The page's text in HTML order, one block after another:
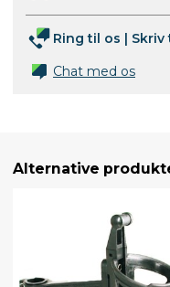
Ring til os | Skriv
Chat med os
Alternative